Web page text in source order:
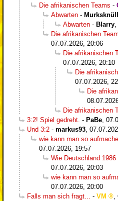
Die afrikanischen Teams -
Abwarten -
Abwarten - Blarry
Die afrikanischen
07.07.2026, 20:06
Die afrikanischen
07.07.2026, 20:10
Die
07.07.2026,
Die
Die afrikanischen
3:2! Spiel gedreht. - PaBe
Und 3:2 - markus93
wie kann man so
07.07.2026, 19:57
Wie Deutschland 1986
07.07.2026, 20:03
wie kann man so
07.07.2026, 20:00
Falls man sich fragt...
- VM